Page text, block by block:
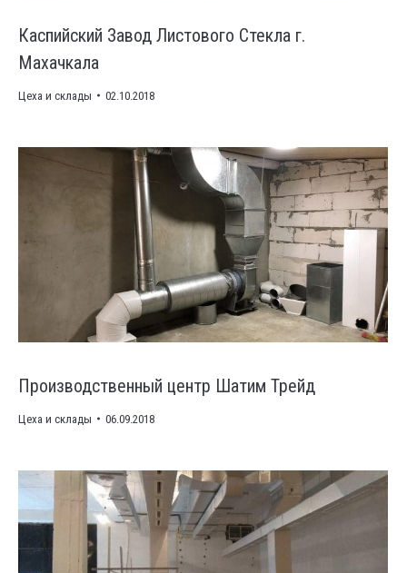
Каспийский Завод Листового Стекла г.
Махачкала
Цеха и склады 02.10.2018
Производственный центр Шатим Трейд
Цеха и склады 06.09.2018